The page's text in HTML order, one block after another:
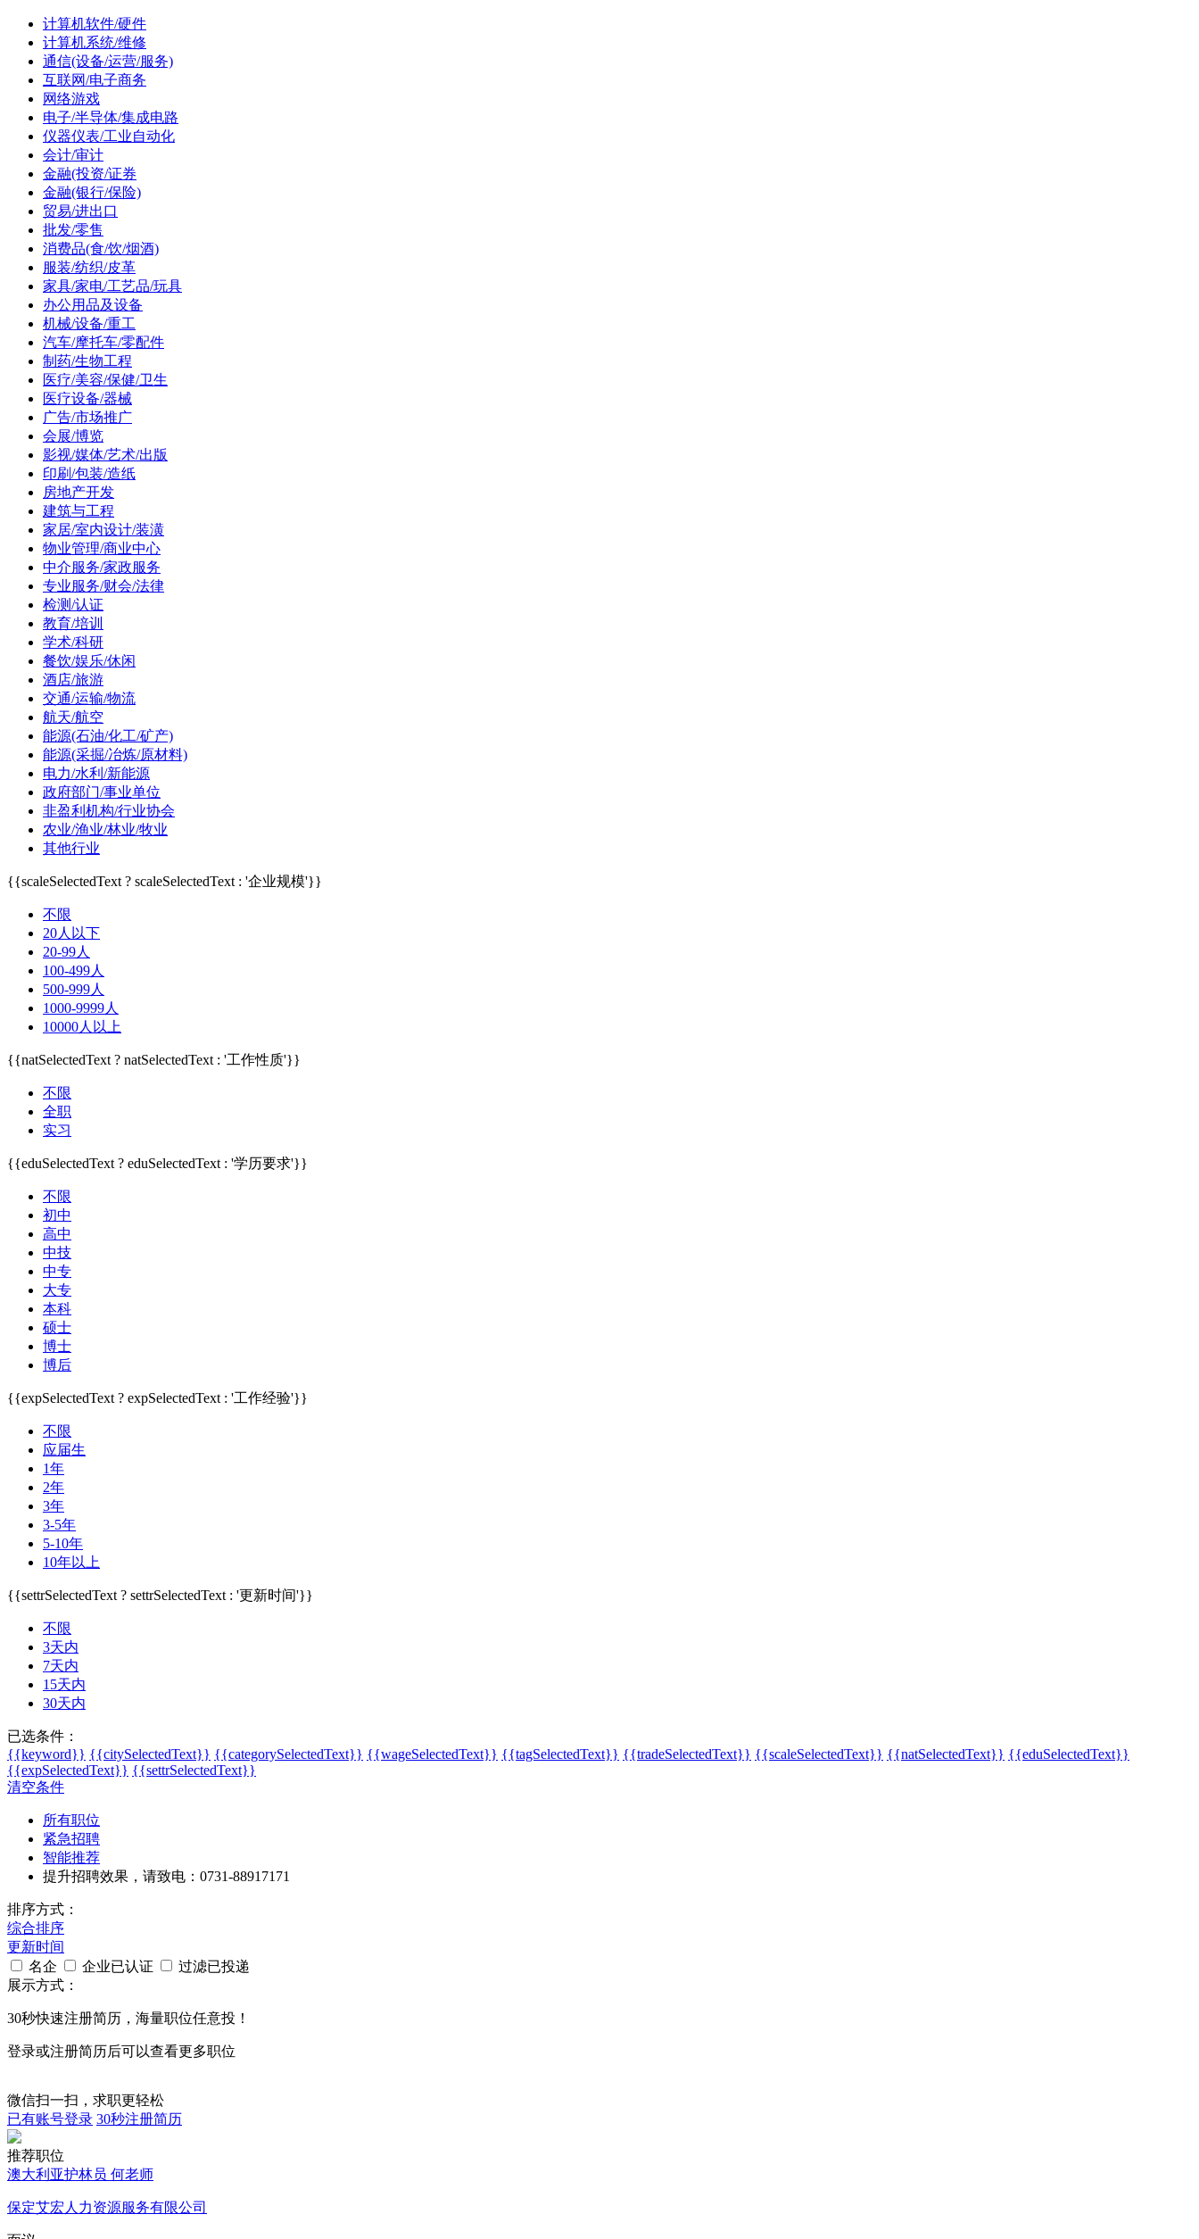
计算机软件/硬件
计算机系统/维修
通信(设备/运营/服务)
互联网/电子商务
网络游戏
电子/半导体/集成电路
仪器仪表/工业自动化
会计/审计
金融(投资/证券
金融(银行/保险)
贸易/进出口
批发/零售
消费品(食/饮/烟酒)
服装/纺织/皮革
家具/家电/工艺品/玩具
办公用品及设备
机械/设备/重工
汽车/摩托车/零配件
制药/生物工程
医疗/美容/保健/卫生
医疗设备/器械
广告/市场推广
会展/博览
影视/媒体/艺术/出版
印刷/包装/造纸
房地产开发
建筑与工程
家居/室内设计/装潢
物业管理/商业中心
中介服务/家政服务
专业服务/财会/法律
检测/认证
教育/培训
学术/科研
餐饮/娱乐/休闲
酒店/旅游
交通/运输/物流
航天/航空
能源(石油/化工/矿产)
能源(采掘/冶炼/原材料)
电力/水利/新能源
政府部门/事业单位
非盈利机构/行业协会
农业/渔业/林业/牧业
其他行业
{{scaleSelectedText ? scaleSelectedText : '企业规模'}}
不限
20人以下
20-99人
100-499人
500-999人
1000-9999人
10000人以上
{{natSelectedText ? natSelectedText : '工作性质'}}
不限
全职
实习
{{eduSelectedText ? eduSelectedText : '学历要求'}}
不限
初中
高中
中技
中专
大专
本科
硕士
博士
博后
{{expSelectedText ? expSelectedText : '工作经验'}}
不限
应届生
1年
2年
3年
3-5年
5-10年
10年以上
{{settrSelectedText ? settrSelectedText : '更新时间'}}
不限
3天内
7天内
15天内
30天内
已选条件：
{{keyword}} {{citySelectedText}} {{categorySelectedText}} {{wageSelectedText}} {{tagSelectedText}} {{tradeSelectedText}} {{scaleSelectedText}} {{natSelectedText}} {{eduSelectedText}}
{{expSelectedText}} {{settrSelectedText}}
清空条件
所有职位
紧急招聘
智能推荐
提升招聘效果，请致电：0731-88917171
排序方式：
综合排序
更新时间
名企
企业已认证
过滤已投递
展示方式：
30秒快速注册简历，海量职位任意投！
登录或注册简历后可以查看更多职位
微信扫一扫，求职更轻松
已有账号登录 30秒注册简历
推荐职位
澳大利亚护林员 何老师
保定艾宏人力资源服务有限公司